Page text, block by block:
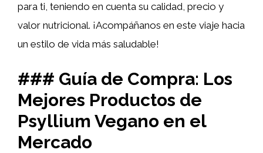
para ti, teniendo en cuenta su calidad, precio y
valor nutricional. ¡Acompáñanos en este viaje hacia
un estilo de vida más saludable!
### Guía de Compra: Los
Mejores Productos de
Psyllium Vegano en el
Mercado